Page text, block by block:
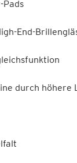
Pads
End-
durch höhere